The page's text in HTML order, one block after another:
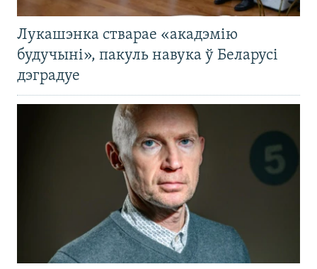
Лукашэнка стварае «акадэмію
будучыні», пакуль навука ў Беларусі
дэградуе